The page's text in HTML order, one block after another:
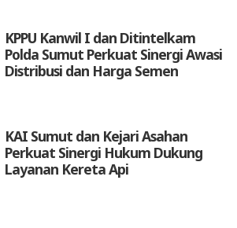
KPPU Kanwil I dan Ditintelkam
Polda Sumut Perkuat Sinergi Awasi
Distribusi dan Harga Semen
KAI Sumut dan Kejari Asahan
Perkuat Sinergi Hukum Dukung
Layanan Kereta Api